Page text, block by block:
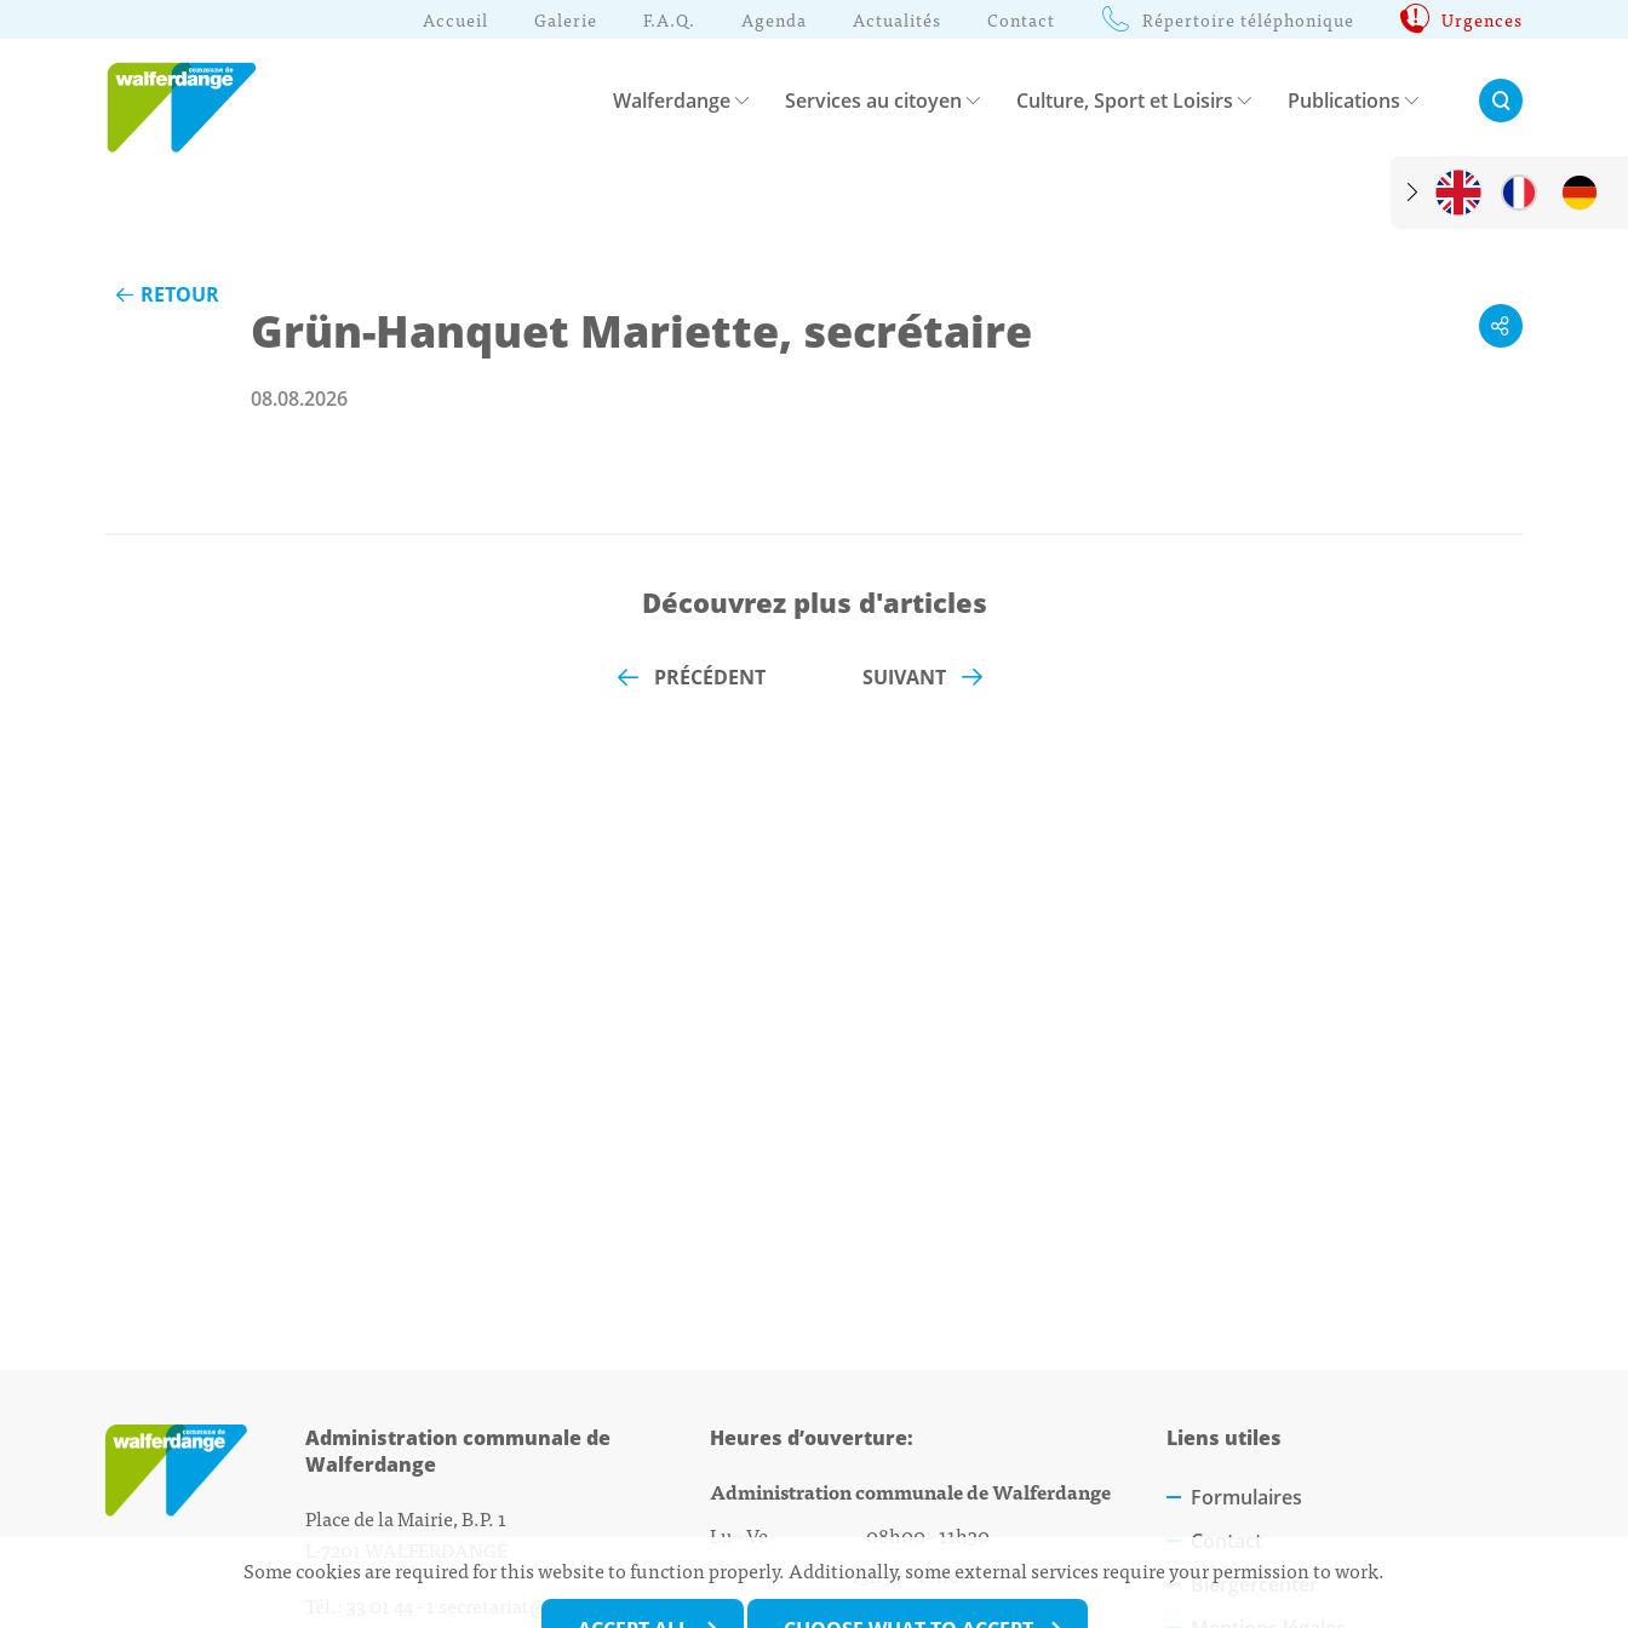
Accueil Galerie F.A.Q. Agenda Actualités Contact Répertoire téléphonique Urgences
Walferdange Services au citoyen Culture, Sport et Loisirs Publications Rechercher:
RETOUR
Grün-Hanquet Mariette, secrétaire
08.08.2026
Découvrez plus d'articles
PRÉCÉDENT SUIVANT
Administration communale de
Walferdange
Place de la Mairie, B.P. 1
secretariat@walfer.lu
Heures d’ouverture:
Administration communale de Walferdange
Lu - Ve 08h00 - 11h30
13h30 - 16h00
Biergercenter
Liens utiles
Formulaires
Contact
Biergercenter
Some cookies are required for this website to function properly. Additionally, some external services require your permission to work.